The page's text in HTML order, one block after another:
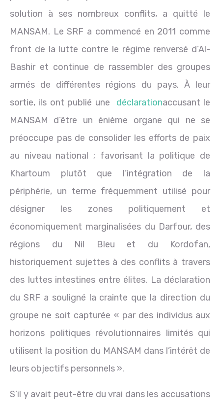
solution à ses nombreux conflits, a quitté le
MANSAM. Le SRF a commencé en 2011 comme
front de la lutte contre le régime renversé d’Al-
Bashir et continue de rassembler des groupes
armés de différentes régions du pays. À leur
sortie, ils ont publié une déclarationaccusant le
MANSAM d’être un énième organe qui ne se
préoccupe pas de consolider les efforts de paix
au niveau national ; favorisant la politique de
Khartoum plutôt que l’intégration de la
périphérie, un terme fréquemment utilisé pour
désigner les zones politiquement et
économiquement marginalisées du Darfour, des
régions du Nil Bleu et du Kordofan,
historiquement sujettes à des conflits à travers
des luttes intestines entre élites. La déclaration
du SRF a souligné la crainte que la direction du
groupe ne soit capturée « par des individus aux
horizons politiques révolutionnaires limités qui
utilisent la position du MANSAM dans l’intérêt de
leurs objectifs personnels ».
S’il y avait peut-être du vrai dans les accusations